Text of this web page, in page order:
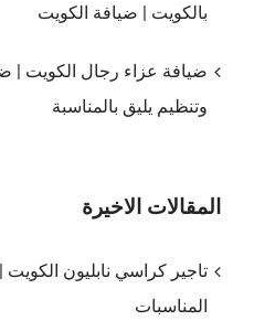
بالكويت | ضيافة الكويت
ضيافة عزاء رجال الكويت |
وتنظيم يليق بالمناسبة
المقالات الاخيرة
تاجير كراسي نابليون
المناسبات